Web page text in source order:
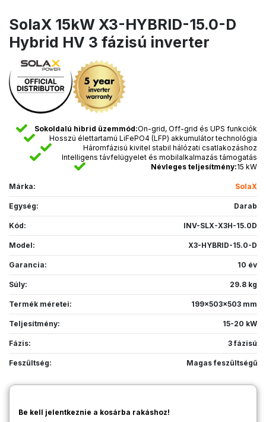
SolaX 15kW X3-HYBRID-15.0-D
Hybrid HV 3 fázisú inverter
Sokoldalú hibrid üzemmód:On-grid, Off-grid és UPS funkciók
Hosszú élettartamú LiFePO4 (LFP) akkumulátor technológia
Háromfázisú kivitel stabil hálózati csatlakozáshoz
Intelligens távfelügyelet és mobilalkalmazás támogatás
Névleges teljesítmény:15 kW
Márka: SolaX
Egység: Darab
Kód: INV-SLX-X3H-15.0D
Model: X3-HYBRID-15.0-D
Garancia: 10 év
Súly: 29.8 kg
Termék méretei: 199x503x503 mm
Teljesítmény: 15-20 kW
Fázis: 3 fázisú
Feszültség: Magas feszültségű
Be kell jelentkeznie a kosárba rakáshoz!